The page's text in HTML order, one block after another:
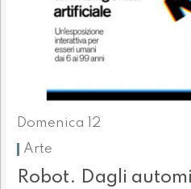
Domenica 12
Arte
Robot. Dagli